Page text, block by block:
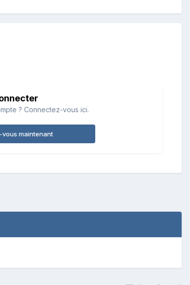
? Connectez-vous ici.
maintenant